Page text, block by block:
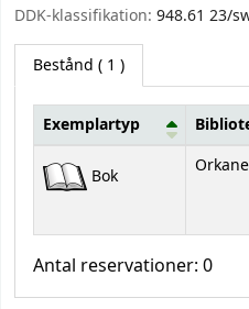
DDK-klassifikation: 948.61 23/
Bestånd ( 1 )
Bestånd
Exemplartyp
Bok
Antal reservationer: 0